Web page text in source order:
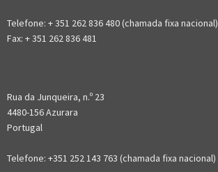
Telefone: + 351 262 836 480 (chamada fixa nacional)
Fax: + 351 262 836 481
Rua da Junqueira, n.º 23
4480-156 Azurara
Portugal
Telefone: +351 252 143 763 (chamada fixa nacional)